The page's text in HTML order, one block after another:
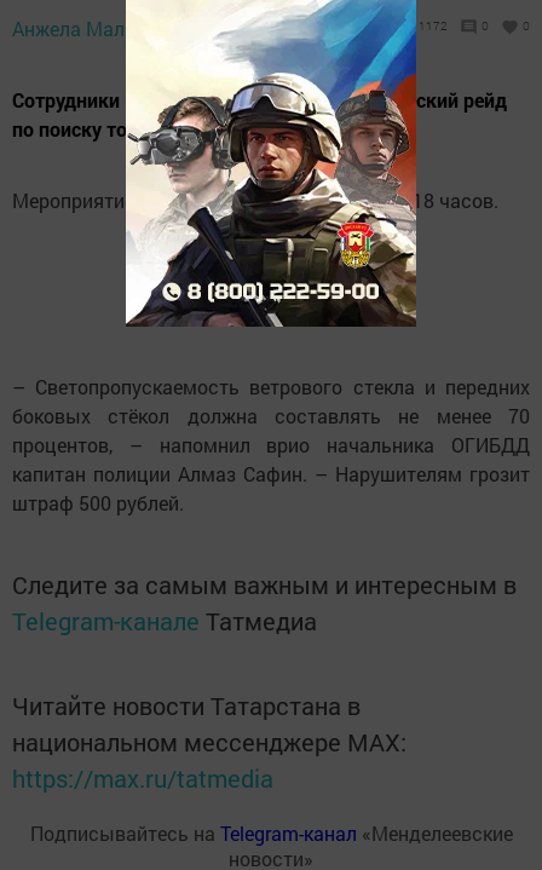
Анжела Малюга, 18 августа 2021 - 10:10 1172 0 0
Сотрудники ГИБДД проведут профилактический рейд
по поиску тонированных автомобилей.
Мероприятие состоится 18 августа с 16 до 18 часов.
– Светопропускаемость ветрового стекла и передних
боковых стёкол должна составлять не менее 70
процентов, – напомнил врио начальника ОГИБДД
капитан полиции Алмаз Сафин. – Нарушителям грозит
штраф 500 рублей.
Следите за самым важным и интересным в
Telegram-канале Татмедиа
Читайте новости Татарстана в
национальном мессенджере MАХ:
https://max.ru/tatmedia
Подписывайтесь на Telegram-канал «Менделеевские
новости»